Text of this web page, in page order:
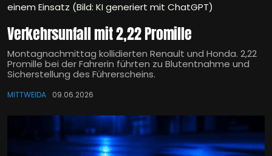
einem Einsatz (Bild: KI generiert mit ChatGPT)
Verkehrsunfall mit 2,22 Promille
Montagnachmittag kollidierten Renault und Honda. 2,22
Promille bei der Fahrerin führten zu Blutentnahme und
Sicherstellung des Führerscheins.
MITTWEIDA 09.06.2026